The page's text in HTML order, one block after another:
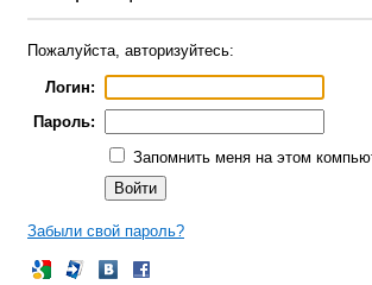
Пожалуйста, авторизуйтесь:
Логин:
Пароль:
Запомнить меня на этом
Забыли свой пароль?